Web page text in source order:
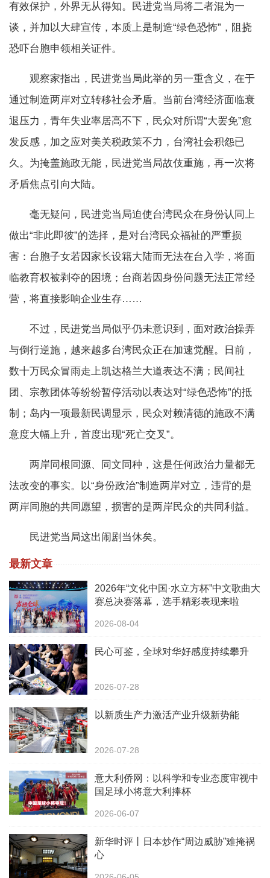
有效保护，外界无从得知。民进党当局将二者混为一
谈，并加以大肆宣传，本质上是制造“绿色恐怖”，阻挠
恐吓台胞申领相关证件。
观察家指出，民进党当局此举的另一重含义，在于
通过制造两岸对立转移社会矛盾。当前台湾经济面临衰
退压力，青年失业率居高不下，民众对所谓“大罢免”愈
发反感，加之应对美关税政策不力，台湾社会积怨已
久。为掩盖施政无能，民进党当局故伎重施，再一次将
矛盾焦点引向大陆。
毫无疑问，民进党当局迫使台湾民众在身份认同上
做出“非此即彼”的选择，是对台湾民众福祉的严重损
害：台胞子女若因家长设籍大陆而无法在台入学，将面
临教育权被剥夺的困境；台商若因身份问题无法正常经
营，将直接影响企业生存……
不过，民进党当局似乎仍未意识到，面对政治操弄
与倒行逆施，越来越多台湾民众正在加速觉醒。日前，
数十万民众冒雨走上凯达格兰大道表达不满；民间社
团、宗教团体等纷纷暂停活动以表达对“绿色恐怖”的抵
制；岛内一项最新民调显示，民众对赖清德的施政不满
意度大幅上升，首度出现“死亡交叉”。
两岸同根同源、同文同种，这是任何政治力量都无
法改变的事实。以“身份政治”制造两岸对立，违背的是
两岸同胞的共同愿望，损害的是两岸民众的共同利益。
民进党当局这出闹剧当休矣。
最新文章
2026年“文化中国·水立方杯”中文歌曲大
赛总决赛落幕，选手精彩表现来啦
2026-08-04
民心可鉴，全球对华好感度持续攀升
2026-07-28
以新质生产力激活产业升级新势能
2026-07-28
意大利侨网：以科学和专业态度审视中
国足球小将意大利捧杯
2026-06-07
新华时评丨日本炒作“周边威胁”难掩祸
心